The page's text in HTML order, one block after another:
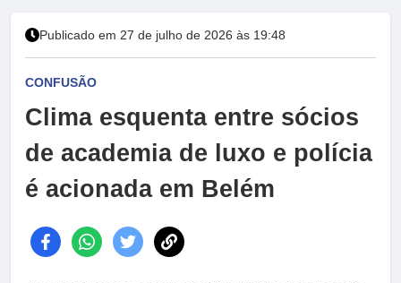
Publicado em 27 de julho de 2026 às 19:48
CONFUSÃO
Clima esquenta entre sócios
de academia de luxo e polícia
é acionada em Belém